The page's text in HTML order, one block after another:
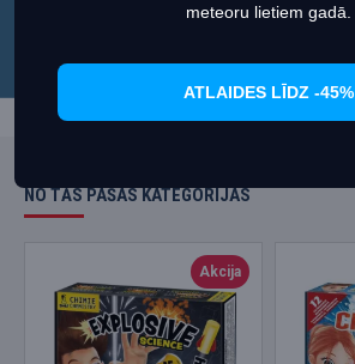
NO TĀS PAŠAS KATEGORIJAS
Akcija
meteoru lietiem gadā.
ATLAIDES LĪDZ -45%